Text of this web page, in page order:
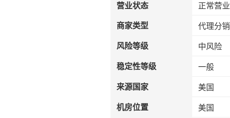
营业状态
正常营业
商家类型
代理分销
风险等级
中风险
稳定性等级
一般
来源国家
美国
机房位置
美国